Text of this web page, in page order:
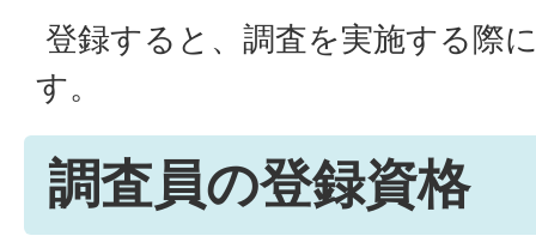
登録すると、調査を実施する際
す。
調査員の登録資格